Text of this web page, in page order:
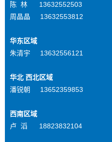
陈 林 13632552503
周晶晶 13632553812
华东区域
朱清宇 13632556121
华北 西北区域
潘锐朝 13652359853
西南区域
卢 滔 18823832104